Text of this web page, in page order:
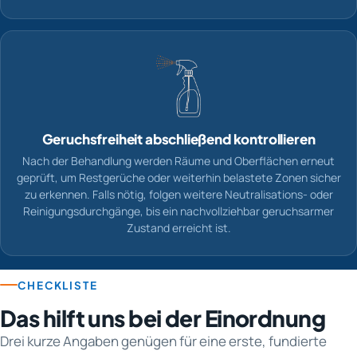
Geruchsfreiheit abschließend kontrollieren
Nach der Behandlung werden Räume und Oberflächen erneut
geprüft, um Restgerüche oder weiterhin belastete Zonen sicher
zu erkennen. Falls nötig, folgen weitere Neutralisations- oder
Reinigungsdurchgänge, bis ein nachvollziehbar geruchsarmer
Zustand erreicht ist.
CHECKLISTE
Das hilft uns bei der Einordnung
Drei kurze Angaben genügen für eine erste, fundierte